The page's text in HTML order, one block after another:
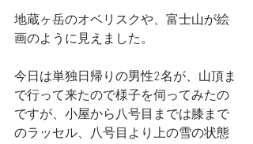
地蔵ヶ岳のオベリスクや、富士山が絵
画のように見えました。
今日は単独日帰りの男性2名が、山頂ま
で行って来たので様子を伺ってみたの
ですが、小屋から八号目までは膝まで
のラッセル、八号目より上の雪の状態